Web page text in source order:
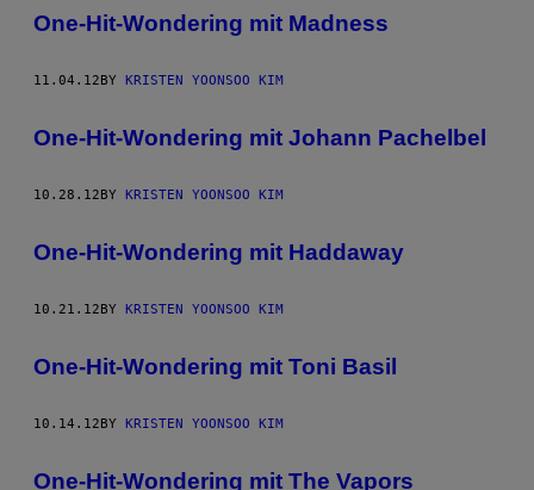
One-Hit-Wondering mit Madness
11.04.12BY KRISTEN YOONSOO KIM
One-Hit-Wondering mit Johann Pachelbel
10.28.12BY KRISTEN YOONSOO KIM
One-Hit-Wondering mit Haddaway
10.21.12BY KRISTEN YOONSOO KIM
One-Hit-Wondering mit Toni Basil
10.14.12BY KRISTEN YOONSOO KIM
One-Hit-Wondering mit The Vapors